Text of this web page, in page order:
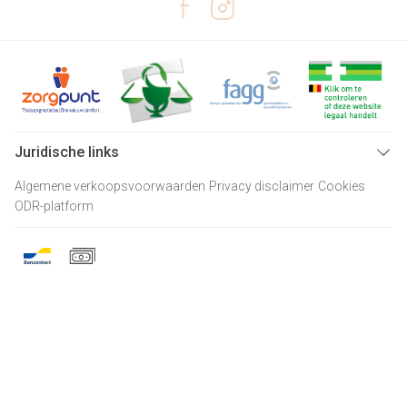
Juridische links
Algemene verkoopsvoorwaarden Privacy disclaimer Cookies
ODR-platform